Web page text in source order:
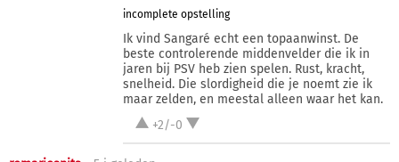
incomplete opstelling
Ik vind Sangaré echt een topaanwinst. De
beste controlerende middenvelder die ik in
jaren bij PSV heb zien spelen. Rust, kracht,
snelheid. Die slordigheid die je noemt zie ik
maar zelden, en meestal alleen waar het kan.
+2/-0